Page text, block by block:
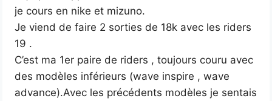
je cours en nike et mizuno.
Je viend de faire 2 sorties de 18k avec les riders
19 .
C’est ma 1er paire de riders , toujours couru avec
des modèles inférieurs (wave inspire , wave
advance).Avec les précédents modèles je sentais